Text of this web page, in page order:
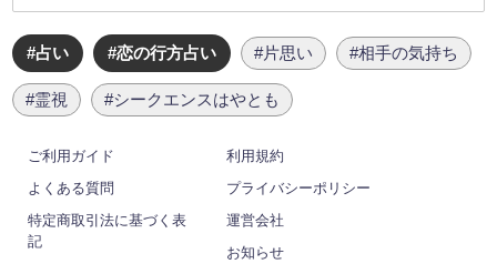
#占い #恋の行方占い #片思い #相手の気持ち
#霊視 #シークエンスはやとも
ご利用ガイド
利用規約
よくある質問
プライバシーポリシー
特定商取引法に基づく表
記
運営会社
お知らせ